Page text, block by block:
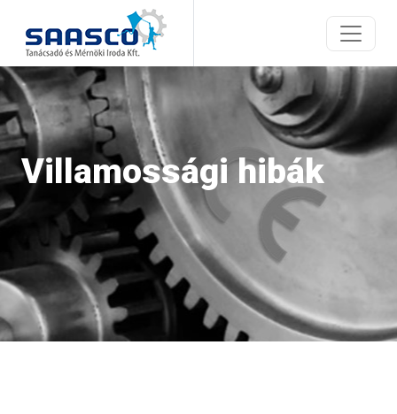
Villamossági hibák